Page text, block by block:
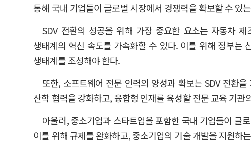
통해 국내 기업들이 글로벌 시장에서 경쟁력을 확보할 수 있
SDV 전환의 성공을 위해 가장 중요한 요소는 자동차
생태계의 혁신 속도를 가속화할 수 있다. 이를 위해 정부는
생태계를 조성해야 한다.
또한, 소프트웨어 전문 인력의 양성과 확보는 SDV 전환
산학 협력을 강화하고, 융합형 인재를 육성할 전문 교육 기관
아울러, 중소기업과 스타트업을 포함한 국내 기업들이 글
이를 위해 규제를 완화하고, 중소기업의 기술 개발을 지원하